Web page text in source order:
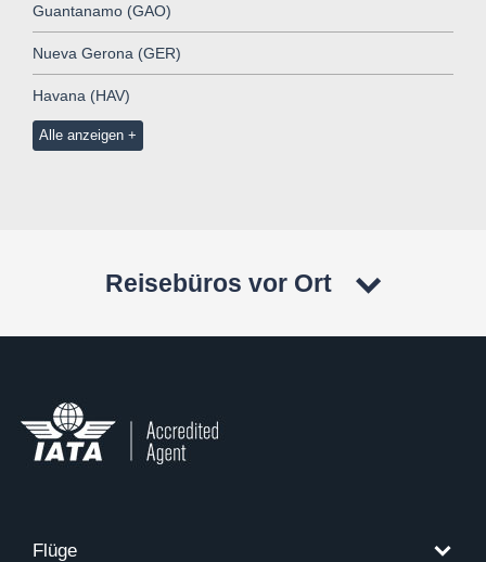
Guantanamo (GAO)
Nueva Gerona (GER)
Havana (HAV)
Alle anzeigen
Reisebüros vor Ort
Flüge